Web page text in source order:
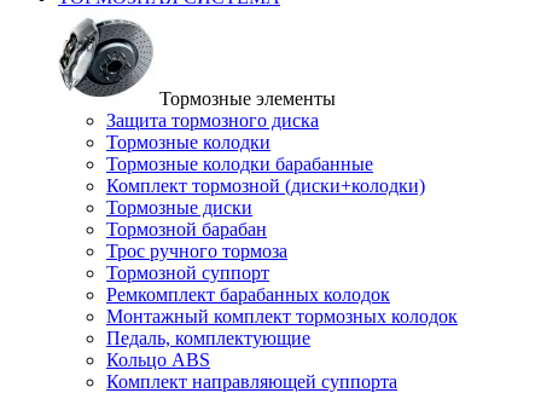
Тормозные элементы
Защита тормозного диска
Тормозные колодки
Тормозные колодки барабанные
Комплект тормозной (диски+колодки)
Тормозные диски
Тормозной барабан
Трос ручного тормоза
Тормозной суппорт
Ремкомплект барабанных колодок
Монтажный комплект тормозных колодок
Педаль, комплектующие
Кольцо ABS
Комплект направляющей суппорта